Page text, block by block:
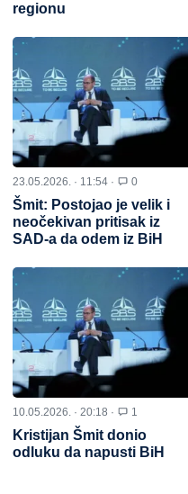
regionu
23.05.2026. · 11:54 · 0
Šmit: Postojao je velik i
neočekivan pritisak iz
SAD-a da odem iz BiH
10.05.2026. · 20:18 · 1
Kristijan Šmit donio
odluku da napusti BiH